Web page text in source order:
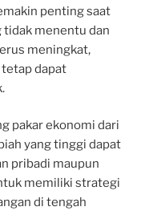
penting saat
tidak menentu dan
meningkat,
dapat
pakar ekonomi dari
yang tinggi dapat
pribadi maupun
memiliki strategi
di tengah